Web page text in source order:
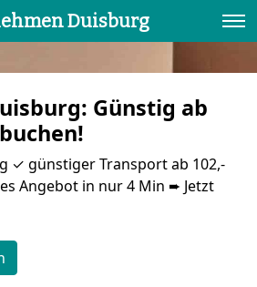
Duisburg
Günstig ab
✓ günstiger Transport ab 102,-
Angebot in nur 4 Min ➨ Jetzt